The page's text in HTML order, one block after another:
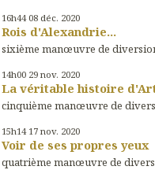
16h44 08 déc. 2020
Rois d'Alexandrie...
sixième manœuvre de
14h00 29 nov. 2020
La véritable histoire
cinquième manœuvre de
15h14 17 nov. 2020
Voir de ses propres yeux
quatrième manœuvre de